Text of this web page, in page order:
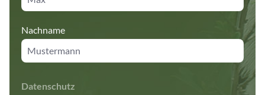
Nachname
Datenschutz